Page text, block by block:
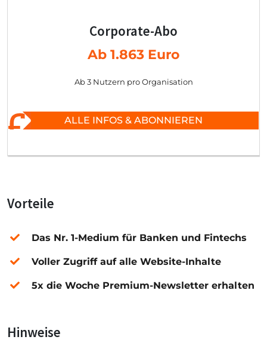
Corporate-Abo
Ab 1.863 Euro
Ab 3 Nutzern pro Organisation
ALLE INFOS & ABONNIEREN
Vorteile
Das Nr. 1-Medium für Banken und Fintechs
Voller Zugriff auf alle Website-Inhalte
5x die Woche Premium-Newsletter erhalten
Hinweise